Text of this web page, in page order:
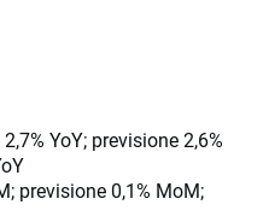
YoY; previsione 2,6%
previsione 0,1% MoM;